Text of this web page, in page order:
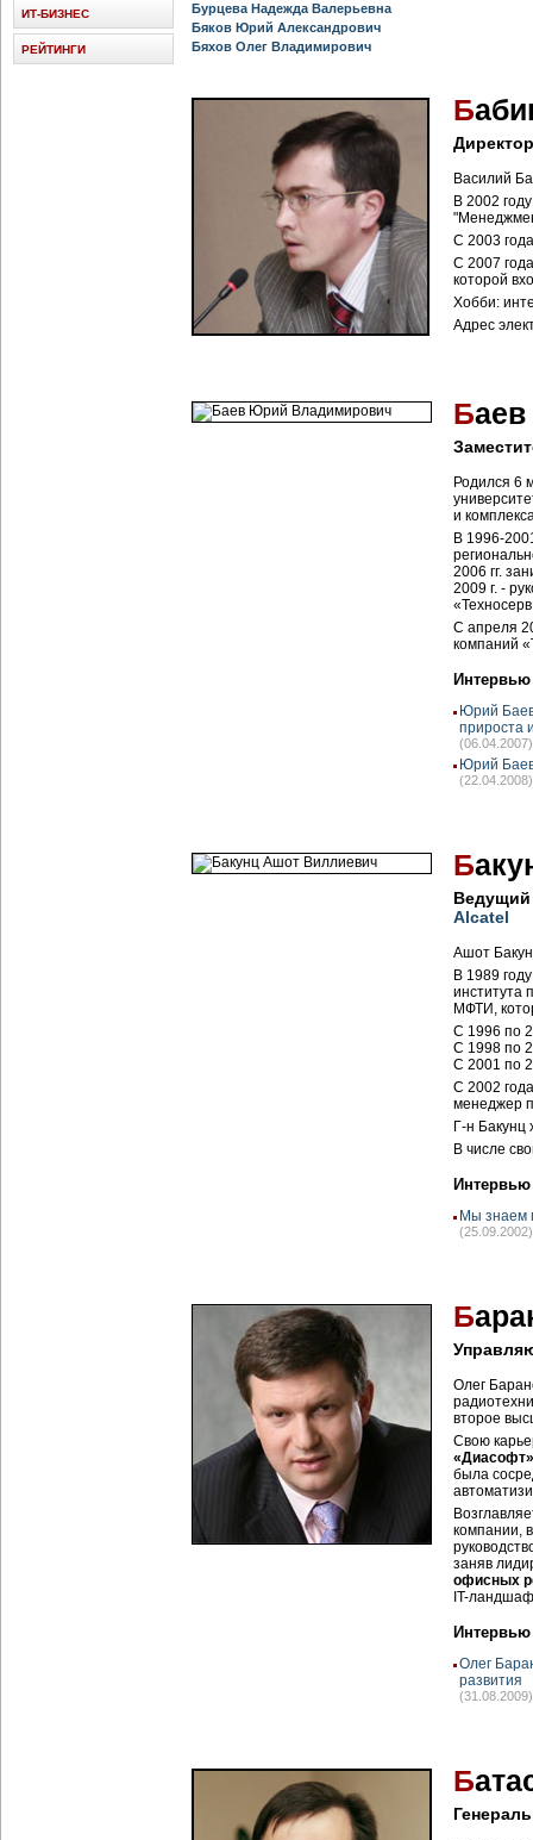
Бурцева Надежда Валерьевна
Бяков Юрий Александрович
Бяхов Олег Владимирович
Б
Василий
В 2002
С 2003
С 2007
которой
Хобби:
Адрес
Б
Родился 6
и
В 1996-
2006 гг.
2009 г. -
С апреля
компаний
Интервью
Юрий
прироста
(06.04.2007)
Юрий
(22.04.2008)
Б
Ведущий
Alcatel
Ашот
В 1989
института
МФТИ,
С 1996 по
С 1998 по
C 2001 по
С 2002
менеджер
Г-н Бакунц
В числе
Интервью
Мы знаем
(25.09.2002)
Б
Олег
второе
Свою
была
компании,
заняв
офисных
IT-
Интервью
Олег
развития
(31.08.2009)
Б
ИТ-БИЗНЕС
РЕЙТИНГИ